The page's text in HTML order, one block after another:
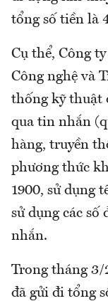
tổng số tiền là
Cụ thể, Công
Công nghệ và
thống kỹ thuật
qua tin nhắn
hàng, truyền
phương thức
1900, sử dụng
sử dụng các
nhắn.
Trong tháng 3/
đã gửi đi tổng